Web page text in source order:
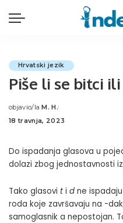
Hrvatski jezik
Piše li se bitci
Posted
by
objavio/la M. H.
18 travnja, 2023
Do ispadanja glasova u
dolazi zbog jednostavnosti
Tako glasovi t i d ne
roda koje završavaju na -
samoglasnik a nepostojan.